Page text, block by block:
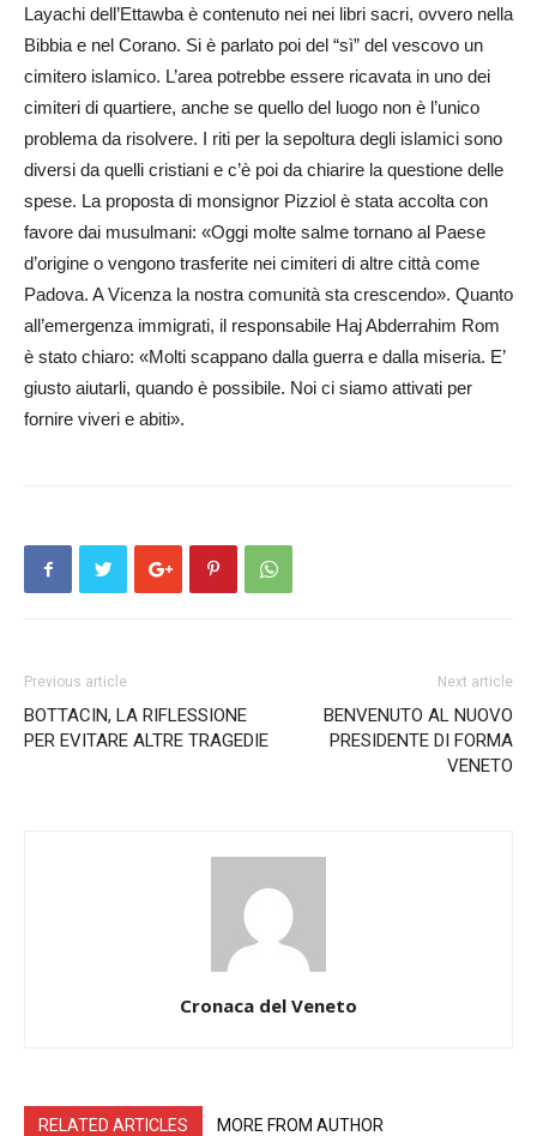
Layachi dell’Ettawba è contenuto nei nei libri sacri, ovvero nella
Bibbia e nel Corano. Si è parlato poi del “sì” del vescovo un
cimitero islamico. L’area potrebbe essere ricavata in uno dei
cimiteri di quartiere, anche se quello del luogo non è l’unico
problema da risolvere. I riti per la sepoltura degli islamici sono
diversi da quelli cristiani e c’è poi da chiarire la questione delle
sp­ese. La pro­posta di m­on­signor Piz­ziol è stata accolta con
favore dai musulmani: «Og­gi molte salme tornano al Paese
d’origine o vengono trasferite nei cimiteri di altre città come
Padova. A Vicenza la nostra comunità sta crescendo». Quanto
all’emergenza immigrati, il responsabile Haj Abderrahim Rom
è stato chiaro: «Molti scappano dalla guerra e dalla miseria. E’
giusto aiutarli, quando è possibile. Noi ci siamo attivati per
fornire viveri e abiti».
Previous article
BOTTACIN, LA RIFLESSIONE
PER EVITARE ALTRE TRAGEDIE
Next article
BENVENUTO AL NUOVO
PRESIDENTE DI FORMA
VENETO
Cronaca del Veneto
RELATED ARTICLES MORE FROM AUTHOR